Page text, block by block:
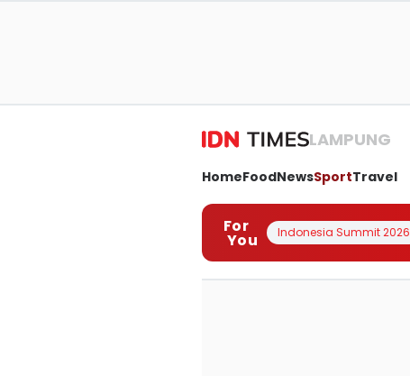
LAMPUNG
HomeFoodNewsSportTravel
For
You Indonesia Summit 2026